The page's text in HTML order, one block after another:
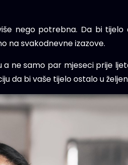
nego potrebna. Da bi
na svakodnevne izazove.
a ne samo par mjeseci prije
da bi vaše tijelo ostalo u